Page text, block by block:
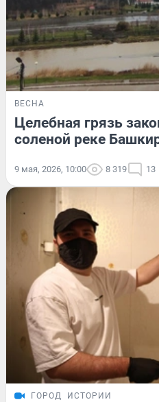
ВЕСНА
Целебная грязь
соленой реке
9 мая, 2026, 10:00 8 319 13
ГОРОД ИСТОРИИ